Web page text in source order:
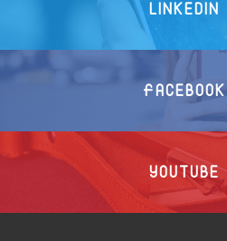
LINKEDIN
FACEBOOK
YOUTUBE